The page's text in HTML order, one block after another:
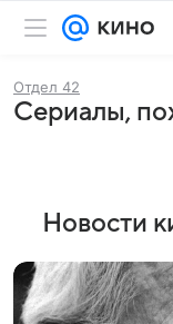
Отдел 42
Сериалы,
Новости